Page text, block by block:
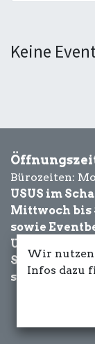
Keine
Bürozeiten:
USUS im
Mittwoch bis
sowie
USUS am
Schönwetter-
sowie
Wir nutzen
Infos dazu